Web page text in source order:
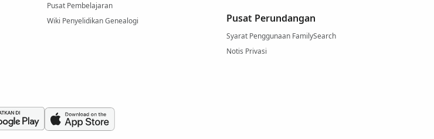
Pusat Pembelajaran
Wiki Penyelidikan Genealogi
Pusat Perundangan
Syarat Penggunaan FamilySearch
Notis Privasi